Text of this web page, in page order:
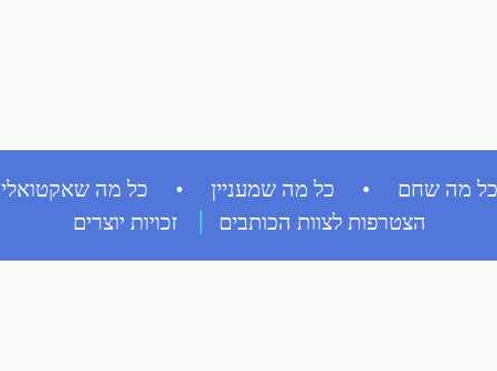
כל מה שחם • כל מה שמעניין • כל מה שאקטואלי
הצטרפות לצוות הכותבים
זכויות יוצרים